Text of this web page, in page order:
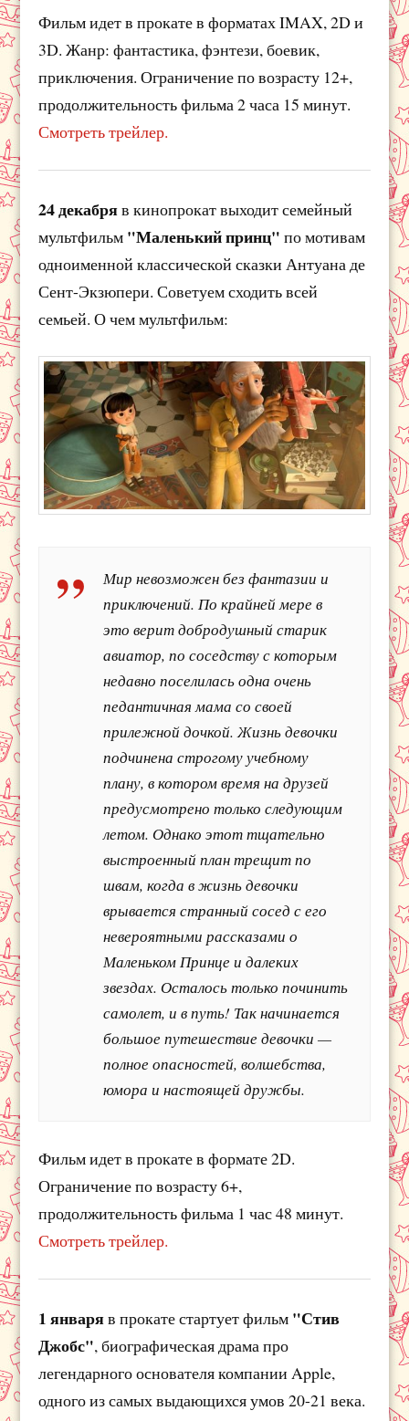
Фильм идет в прокате в форматах IMAX, 2D и
3D. Жанр: фантастика, фэнтези, боевик,
приключения. Ограничение по возрасту 12+,
продолжительность фильма 2 часа 15 минут.
Смотреть трейлер.
24 декабряв кинопрокат выходит семейный
мультфильм "Маленький принц" по мотивам
одноименной классической сказки Антуана де
Сент-Экзюпери. Советуем сходить всей
семьей. О чем мультфильм:
Мир невозможен без фантазии и
приключений. По крайней мере в
это верит добродушный старик
авиатор, по соседству с которым
недавно поселилась одна очень
педантичная мама со своей
прилежной дочкой. Жизнь девочки
подчинена строгому учебному
плану, в котором время на друзей
предусмотрено только следующим
летом. Однако этот тщательно
выстроенный план трещит по
швам, когда в жизнь девочки
врывается странный сосед с его
невероятными рассказами о
Маленьком Принце и далеких
звездах. Осталось только починить
самолет, и в путь! Так начинается
большое путешествие девочки —
полное опасностей, волшебства,
юмора и настоящей дружбы.
Фильм идет в прокате в формате 2D.
Ограничение по возрасту 6+,
продолжительность фильма 1 час 48 минут.
Смотреть трейлер.
1 январяв прокате стартует фильм "Стив
Джобс", биографическая драма про
легендарного основателя компании Apple,
одного из самых выдающихся умов 20-21 века.